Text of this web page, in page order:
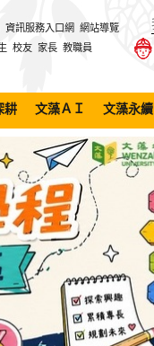
資訊服務入口網 網站導覽
校友 家長 教職員
耕 文藻ＡＩ 文藻永續